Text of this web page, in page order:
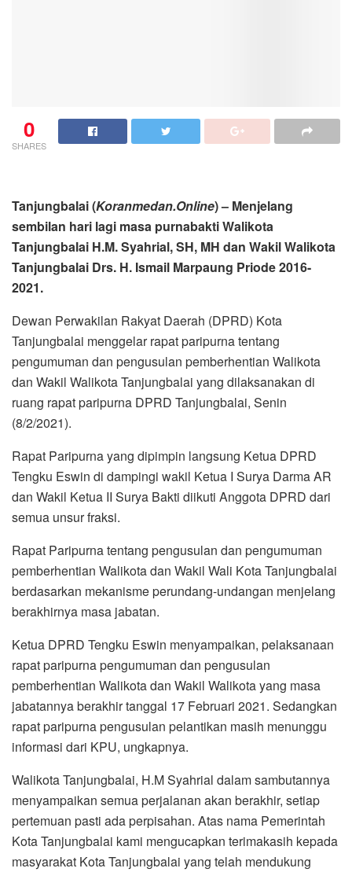
0
SHARES
Tanjungbalai (Koranmedan.Online) – Menjelang
sembilan hari lagi masa purnabakti Walikota
Tanjungbalai H.M. Syahrial, SH, MH dan Wakil Walikota
Tanjungbalai Drs. H. Ismail Marpaung Priode 2016-
2021.
Dewan Perwakilan Rakyat Daerah (DPRD) Kota
Tanjungbalai menggelar rapat paripurna tentang
pengumuman dan pengusulan pemberhentian Walikota
dan Wakil Walikota Tanjungbalai yang dilaksanakan di
ruang rapat paripurna DPRD Tanjungbalai, Senin
(8/2/2021).
Rapat Paripurna yang dipimpin langsung Ketua DPRD
Tengku Eswin di dampingi wakil Ketua I Surya Darma AR
dan Wakil Ketua II Surya Bakti diikuti Anggota DPRD dari
semua unsur fraksi.
Rapat Paripurna tentang pengusulan dan pengumuman
pemberhentian Walikota dan Wakil Wali Kota Tanjungbalai
berdasarkan mekanisme perundang-undangan menjelang
berakhirnya masa jabatan.
Ketua DPRD Tengku Eswin menyampaikan, pelaksanaan
rapat paripurna pengumuman dan pengusulan
pemberhentian Walikota dan Wakil Walikota yang masa
jabatannya berakhir tanggal 17 Februari 2021. Sedangkan
rapat paripurna pengusulan pelantikan masih menunggu
informasi dari KPU, ungkapnya.
Walikota Tanjungbalai, H.M Syahrial dalam sambutannya
menyampaikan semua perjalanan akan berakhir, setiap
pertemuan pasti ada perpisahan. Atas nama Pemerintah
Kota Tanjungbalai kami mengucapkan terimakasih kepada
masyarakat Kota Tanjungbalai yang telah mendukung